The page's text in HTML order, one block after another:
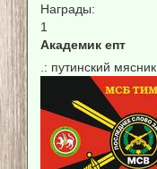
Награды:
1
Академик епт
.: путинский мясник